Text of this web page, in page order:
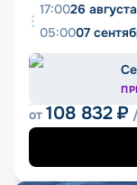
17:0026
05:0007
от 108 832 ₽